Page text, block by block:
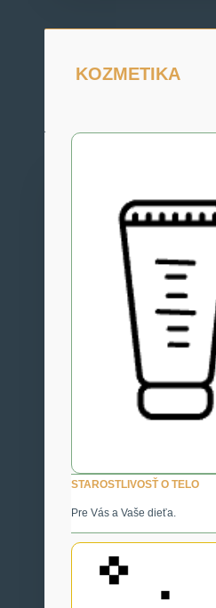
KOZMETIKA
STAROSTLIVOSŤ O TELO
Pre Vás a Vaše dieťa.